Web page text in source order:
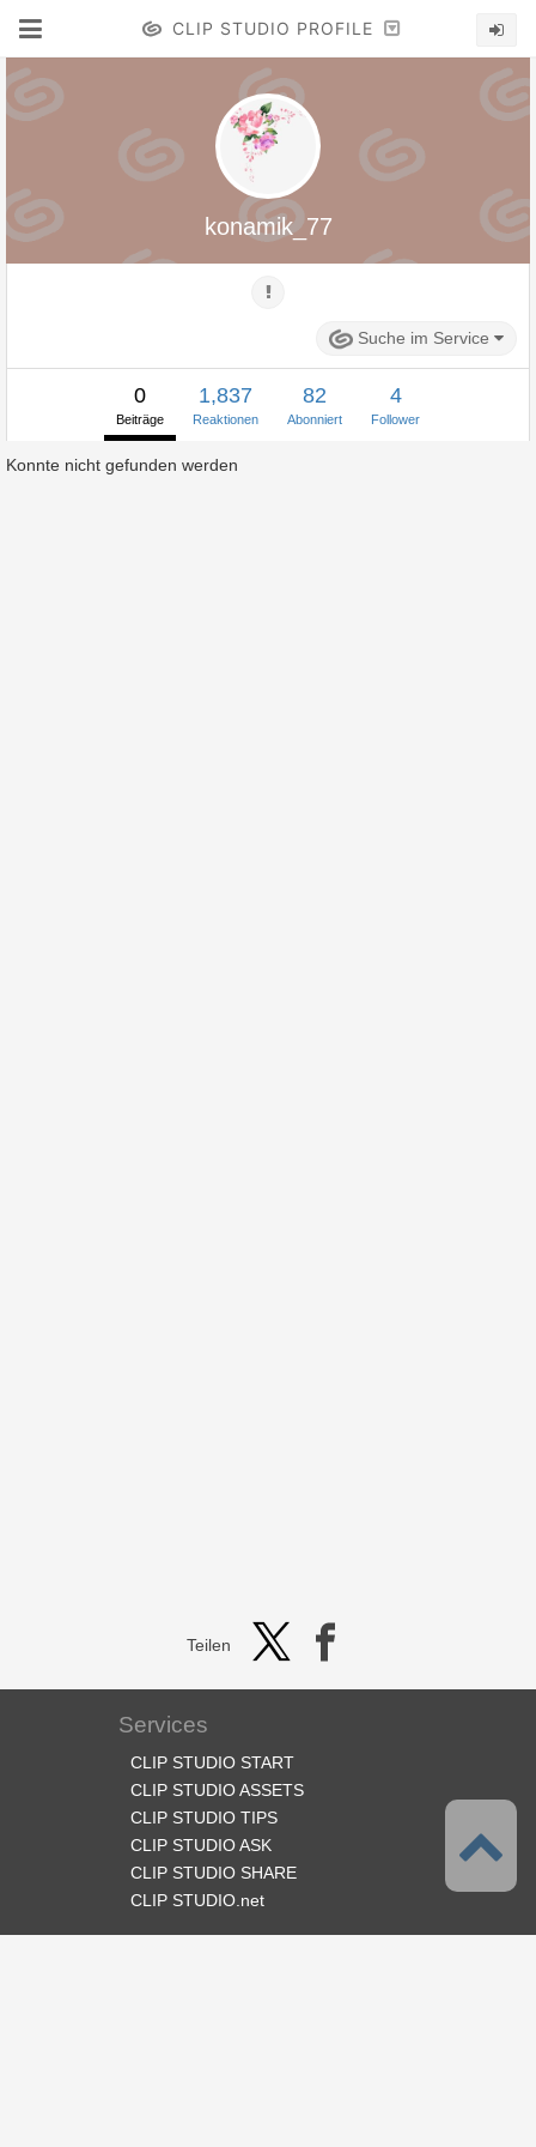
CLIP STUDIO PROFILE
konamik_77
Suche im Service
0
Beiträge
1,837
Reaktionen
82
Abonniert
4
Follower
Konnte nicht gefunden werden
Teilen
Services
CLIP STUDIO START
CLIP STUDIO ASSETS
CLIP STUDIO TIPS
CLIP STUDIO ASK
CLIP STUDIO SHARE
CLIP STUDIO.net